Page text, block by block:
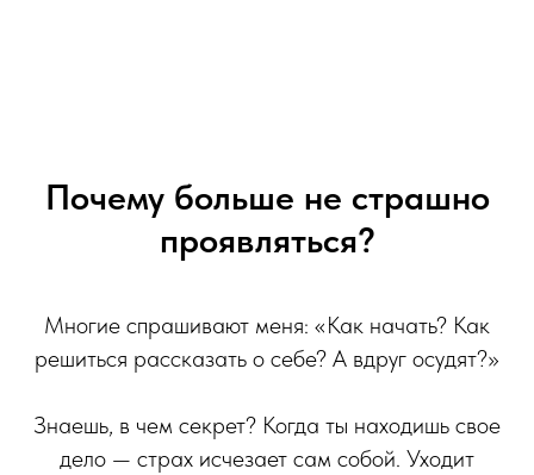
Почему больше не страшно
проявляться?
Многие спрашивают меня: «Как начать? Как
решиться рассказать о себе? А вдруг осудят?»
Знаешь, в чем секрет? Когда ты находишь свое
дело — страх исчезает сам собой. Уходит